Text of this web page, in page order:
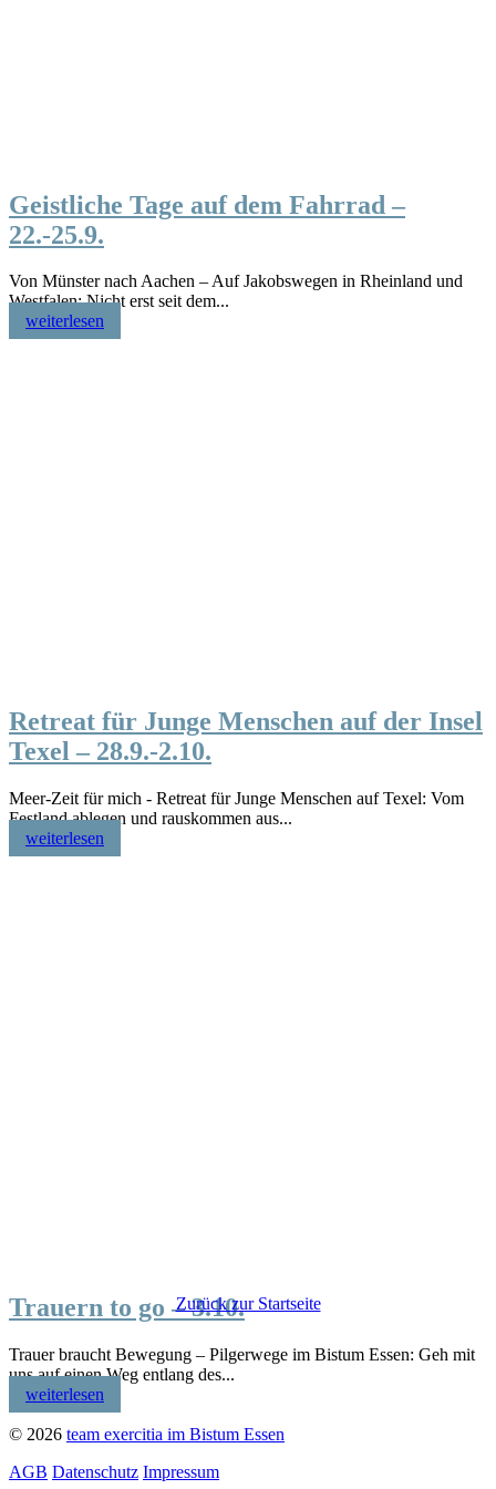
Geistliche Tage auf dem Fahrrad –
22.-25.9.
Von Münster nach Aachen – Auf Jakobswegen in Rheinland und
Westfalen: Nicht erst seit dem...
weiterlesen
Retreat für Junge Menschen auf der Insel
Texel – 28.9.-2.10.
Meer-Zeit für mich ‎- Retreat für Junge Menschen auf Texel: ‎Vom
Festland ablegen und rauskommen aus...
weiterlesen
Trauern to go – 3.10.
Trauer braucht Bewegung – Pilgerwege im Bistum Essen: Geh mit
uns auf einen Weg entlang des...
weiterlesen
Zurück zur Startseite
© 2026 team exercitia im Bistum Essen
AGB Datenschutz Impressum